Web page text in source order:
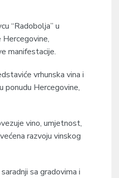
“Radobolja” u
manifestacije.
vrhunska vina i
Hercegovine,
vino, umjetnost,
razvoju vinskog
sa gradovima i